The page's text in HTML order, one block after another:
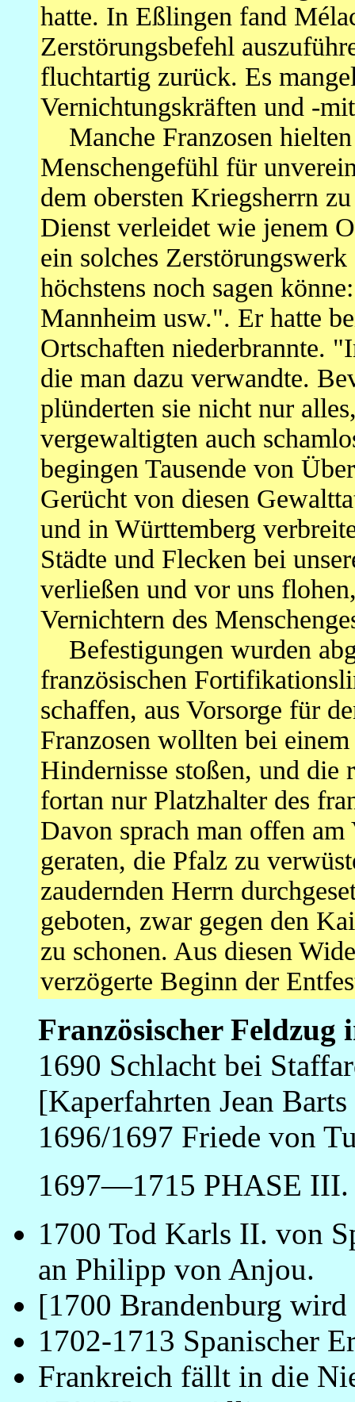
hatte. In Eßlingen fand
Zerstörungsbefehl
fluchtartig zurück. Es
Vernichtungskräften und -
Manche Franzosen
Menschengefühl für
dem obersten Kriegsherrn
Dienst verleidet wie jenem
ein solches
höchstens noch sagen
Mannheim usw.". Er hatte
Ortschaften niederbrannte.
die man dazu verwandte.
plünderten sie nicht nur
vergewaltigten auch
begingen Tausende von
Gerücht von diesen
und in Württemberg
Städte und Flecken bei
verließen und vor uns
Vernichtern des
Befestigungen wurden
französischen
schaffen, aus Vorsorge für
Franzosen wollten bei
Hindernisse stoßen, und
fortan nur Platzhalter des
Davon sprach man offen
geraten, die Pfalz zu
zaudernden Herrn
geboten, zwar gegen den
zu schonen. Aus diesen
verzögerte Beginn der
Französischer Feldzug
1690 Schlacht bei
[Kaperfahrten Jean
1696/1697 Friede von
1697—1715 PHASE III.
1700 Tod Karls II. von
an Philipp von Anjou.
[1700 Brandenburg
1702-1713 Spanischer
Frankreich fällt in die